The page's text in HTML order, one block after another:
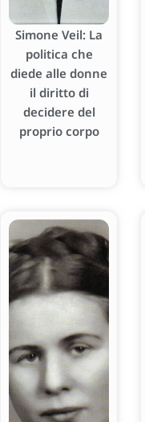
Simone Veil: La
politica che
diede alle donne
il diritto di
decidere del
proprio corpo